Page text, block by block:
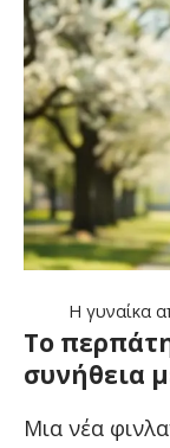
Η γυναίκα
Το
συνήθεια
Μια νέα